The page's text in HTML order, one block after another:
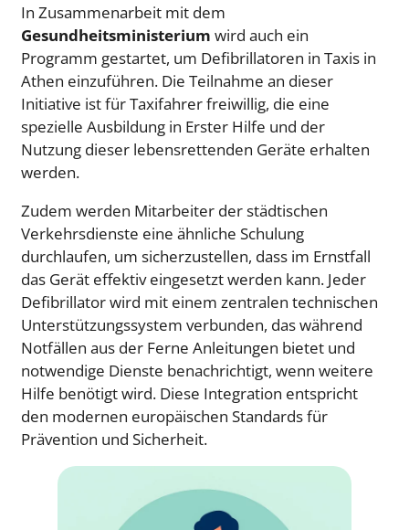
In Zusammenarbeit mit dem
Gesundheitsministerium wird auch ein
Programm gestartet, um Defibrillatoren in Taxis in
Athen einzuführen. Die Teilnahme an dieser
Initiative ist für Taxifahrer freiwillig, die eine
spezielle Ausbildung in Erster Hilfe und der
Nutzung dieser lebensrettenden Geräte erhalten
werden.
Zudem werden Mitarbeiter der städtischen
Verkehrsdienste eine ähnliche Schulung
durchlaufen, um sicherzustellen, dass im Ernstfall
das Gerät effektiv eingesetzt werden kann. Jeder
Defibrillator wird mit einem zentralen technischen
Unterstützungssystem verbunden, das während
Notfällen aus der Ferne Anleitungen bietet und
notwendige Dienste benachrichtigt, wenn weitere
Hilfe benötigt wird. Diese Integration entspricht
den modernen europäischen Standards für
Prävention und Sicherheit.